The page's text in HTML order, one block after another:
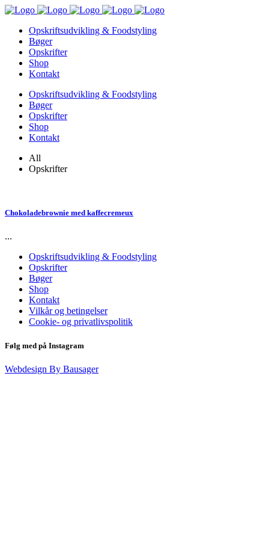
Opskriftsudvikling & Foodstyling
Bøger
Opskrifter
Shop
Kontakt
Opskriftsudvikling & Foodstyling
Bøger
Opskrifter
Shop
Kontakt
All
Opskrifter
Chokoladebrownie med kaffecremeux
...
Opskriftsudvikling & Foodstyling
Opskrifter
Bøger
Shop
Kontakt
Vilkår og betingelser
Cookie- og privatlivspolitik
Følg med på Instagram
Webdesign By Bausager